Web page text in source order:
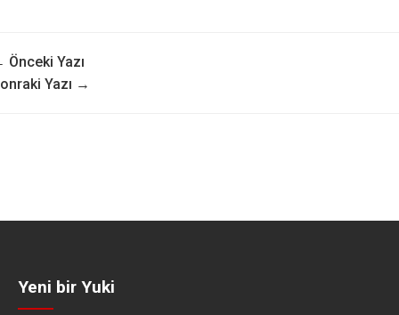
Önceki Yazı
Yazı →
Yeni bir Yuki